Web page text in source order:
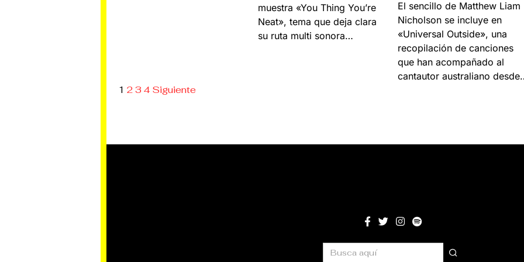
muestra «You Thing You’re
Neat», tema que deja clara
su ruta multi sonora…
El sencillo de Matthew Liam
Nicholson se incluye en
«Universal Outside», una
recopilación de canciones
que han acompañado al
cantautor australiano
1 234 Siguiente